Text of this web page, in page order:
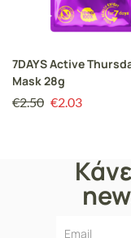
7DAYS Active
Mask 28g
€2.50 €2.03